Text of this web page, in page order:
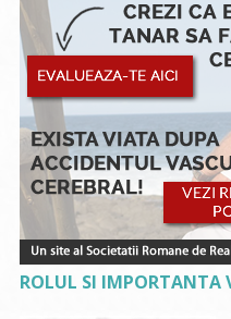
ROLUL SI IMPORTANTA